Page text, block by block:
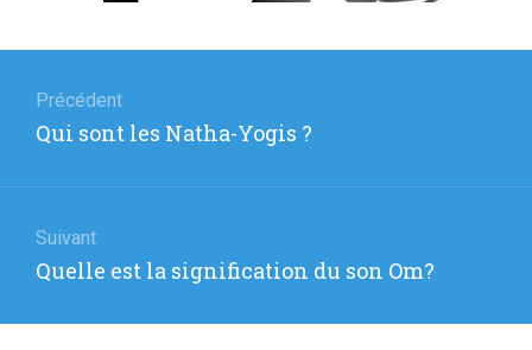
de
l’article
Précédent
Article
Qui sont les Natha-Yogis ?
Suivant
Article
:
Quelle est la signification du son Om?